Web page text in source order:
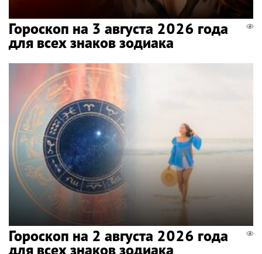
Гороскоп на 3 августа 2026 года
для всех знаков зодиака
Гороскоп на 2 августа 2026 года
для всех знаков зодиака